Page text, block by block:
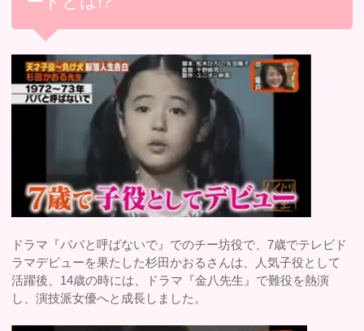
ドラマ『パパと呼ばないで』でのチー坊役で、7歳でテレビド
ラマデビューを果たした杉田かおるさんは、人気子役として
活躍後、14歳の時には、ドラマ『金八先生』で難役を熱演
し、演技派女優へと成長しました。